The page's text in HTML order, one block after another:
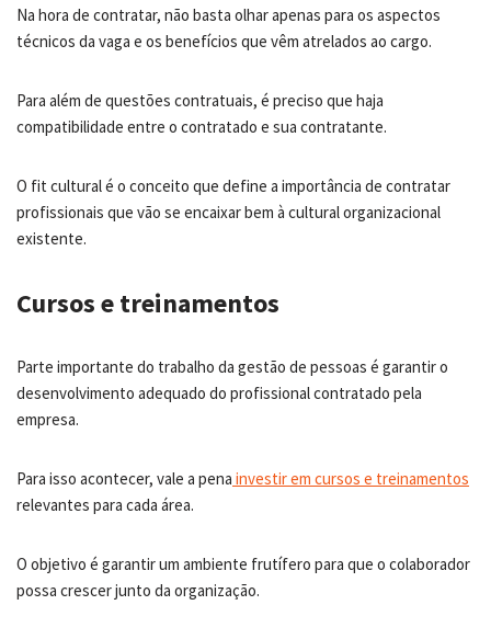
Na hora de contratar, não basta olhar apenas para os aspectos
técnicos da vaga e os benefícios que vêm atrelados ao cargo.
Para além de questões contratuais, é preciso que haja
compatibilidade entre o contratado e sua contratante.
O fit cultural é o conceito que define a importância de contratar
profissionais que vão se encaixar bem à cultural organizacional
existente.
Cursos e treinamentos
Parte importante do trabalho da gestão de pessoas é garantir o
desenvolvimento adequado do profissional contratado pela
empresa.
Para isso acontecer, vale a pena investir em cursos e treinamentos
relevantes para cada área.
O objetivo é garantir um ambiente frutífero para que o colaborador
possa crescer junto da organização.